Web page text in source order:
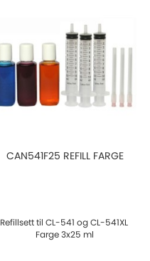
CAN541F25 REFILL FARGE
Refillsett til CL-541 og CL-541XL
Farge 3x25 ml